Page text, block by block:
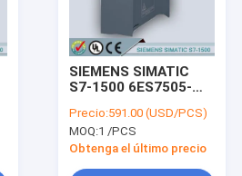
SIEMENS SIMATIC
S7-1500 6ES7505-
6ES75050RA000AB0
Precio:591.00 (USD/PCS)
MOQ:1 /PCS
Obtenga el último precio